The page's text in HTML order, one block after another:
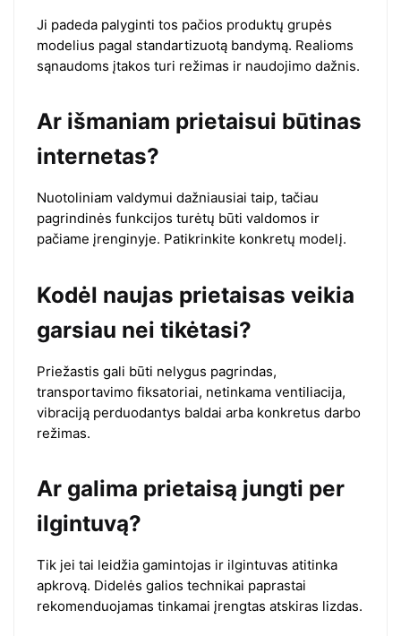
Ji padeda palyginti tos pačios produktų grupės
modelius pagal standartizuotą bandymą. Realioms
sąnaudoms įtakos turi režimas ir naudojimo dažnis.
Ar išmaniam prietaisui būtinas
internetas?
Nuotoliniam valdymui dažniausiai taip, tačiau
pagrindinės funkcijos turėtų būti valdomos ir
pačiame įrenginyje. Patikrinkite konkretų modelį.
Kodėl naujas prietaisas veikia
garsiau nei tikėtasi?
Priežastis gali būti nelygus pagrindas,
transportavimo fiksatoriai, netinkama ventiliacija,
vibraciją perduodantys baldai arba konkretus darbo
režimas.
Ar galima prietaisą jungti per
ilgintuvą?
Tik jei tai leidžia gamintojas ir ilgintuvas atitinka
apkrovą. Didelės galios technikai paprastai
rekomenduojamas tinkamai įrengtas atskiras lizdas.